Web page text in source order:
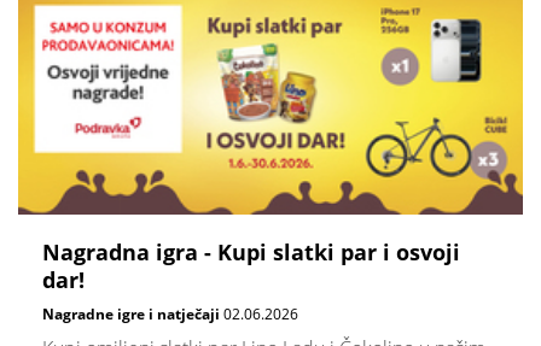
Nagradna igra - Kupi slatki par i osvoji
dar!
Nagradne igre i natječaji 02.06.2026